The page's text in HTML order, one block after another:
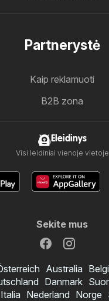
Partnerystė
Kaip reklamuoti
B2B zona
Eleidinys
Visi leidiniai vienoje vietoje
Sekite mus
Australia
Danmark
Italia Nederland Norge